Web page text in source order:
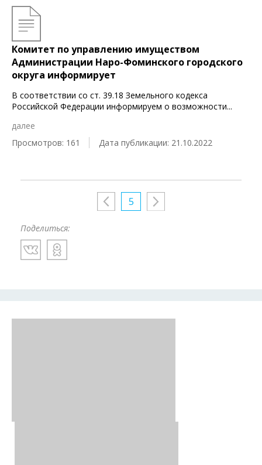
Комитет по управлению имуществом
Администрации Наро-Фоминского городского
округа информирует
В соответствии со ст. 39.18 Земельного кодекса
Российской Федерации информируем о возможности...
далее
Просмотров: 161
Дата публикации: 21.10.2022
5
Поделиться: